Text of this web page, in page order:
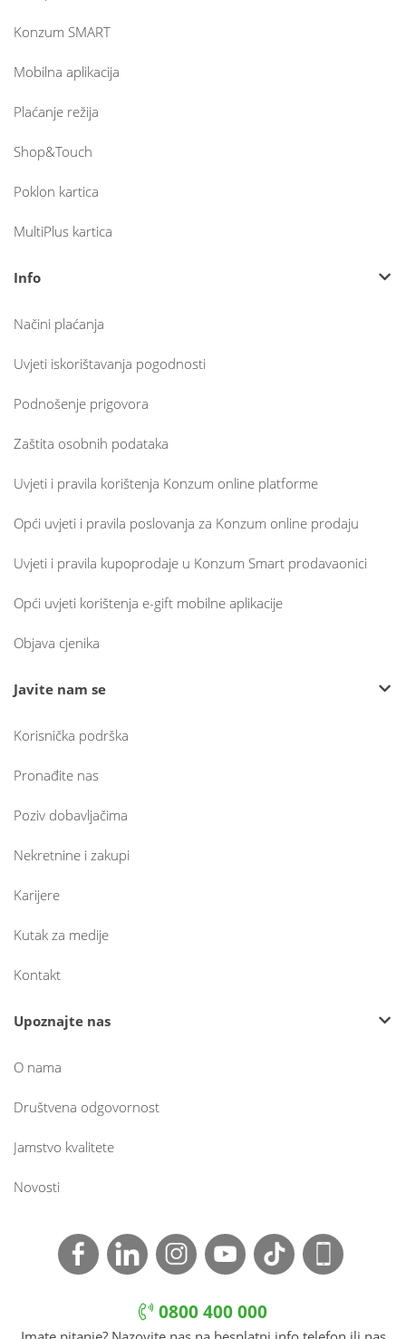
Konzum SMART
Mobilna aplikacija
Plaćanje režija
Shop&Touch
Poklon kartica
MultiPlus kartica
Info
Načini plaćanja
Uvjeti iskorištavanja pogodnosti
Podnošenje prigovora
Zaštita osobnih podataka
Uvjeti i pravila korištenja Konzum online platforme
Opći uvjeti i pravila poslovanja za Konzum online prodaju
Uvjeti i pravila kupoprodaje u Konzum Smart prodavaonici
Opći uvjeti korištenja e-gift mobilne aplikacije
Objava cjenika
Javite nam se
Korisnička podrška
Pronađite nas
Poziv dobavljačima
Nekretnine i zakupi
Karijere
Kutak za medije
Kontakt
Upoznajte nas
O nama
Društvena odgovornost
Jamstvo kvalitete
Novosti
0800 400 000